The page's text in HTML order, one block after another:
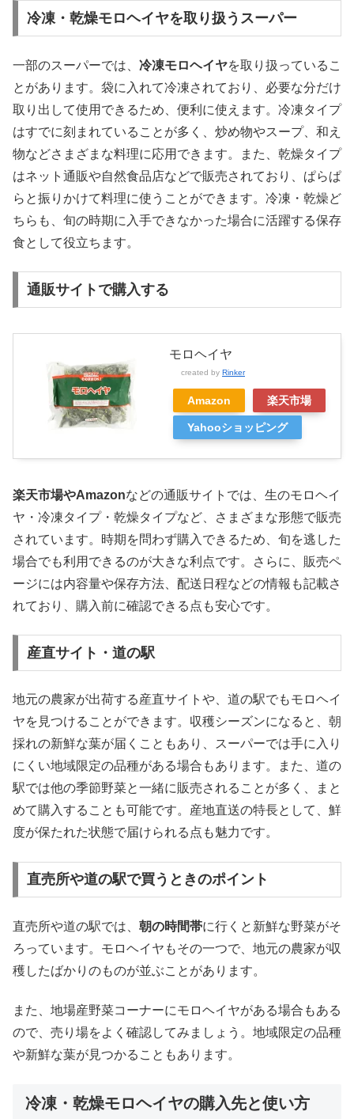
冷凍・乾燥モロヘイヤを取り扱うスーパー
一部のスーパーでは、 冷凍モロヘイヤを取り扱っているこ
とがあります。袋に入れて冷凍されており、必要な分だけ
取り出して使用できるため、便利に使えます。冷凍タイプ
はすでに刻まれていることが多く、炒め物やスープ、和え
物などさまざまな料理に応用できます。また、乾燥タイプ
はネット通販や自然食品店などで販売されており、ぱらぱ
らと振りかけて料理に使うことができます。冷凍・乾燥ど
ちらも、旬の時期に入手できなかった場合に活躍する保存
食として役立ちます。
通販サイトで購入する
モロヘイヤ
created by Rinker
Amazon 楽天市場
Yahooショッピング
楽天市場やAmazonなどの通販サイトでは、生のモロヘイ
ヤ・冷凍タイプ・乾燥タイプなど、さまざまな形態で販売
されています。時期を問わず購入できるため、旬を逃した
場合でも利用できるのが大きな利点です。さらに、販売ペ
ージには内容量や保存方法、配送日程などの情報も記載さ
れており、購入前に確認できる点も安心です。
産直サイト・道の駅
地元の農家が出荷する産直サイトや、道の駅でもモロヘイ
ヤを見つけることができます。収穫シーズンになると、朝
採れの新鮮な葉が届くこともあり、スーパーでは手に入り
にくい地域限定の品種がある場合もあります。また、道の
駅では他の季節野菜と一緒に販売されることが多く、まと
めて購入することも可能です。産地直送の特長として、鮮
度が保たれた状態で届けられる点も魅力です。
直売所や道の駅で買うときのポイント
直売所や道の駅では、 朝の時間帯に行くと新鮮な野菜がそ
ろっています。モロヘイヤもその一つで、地元の農家が収
穫したばかりのものが並ぶことがあります。
また、地場産野菜コーナーにモロヘイヤがある場合もある
ので、売り場をよく確認してみましょう。地域限定の品種
や新鮮な葉が見つかることもあります。
冷凍・乾燥モロヘイヤの購入先と使い方